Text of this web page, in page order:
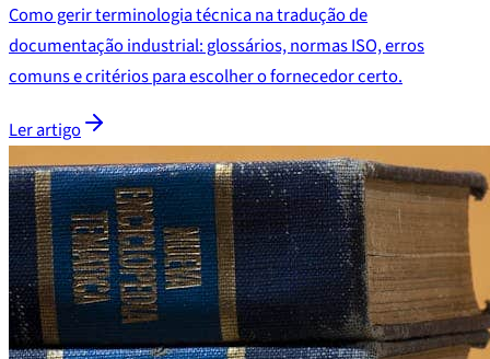
Como gerir terminologia técnica na tradução de
documentação industrial: glossários, normas ISO, erros
comuns e critérios para escolher o fornecedor certo.
Ler artigo